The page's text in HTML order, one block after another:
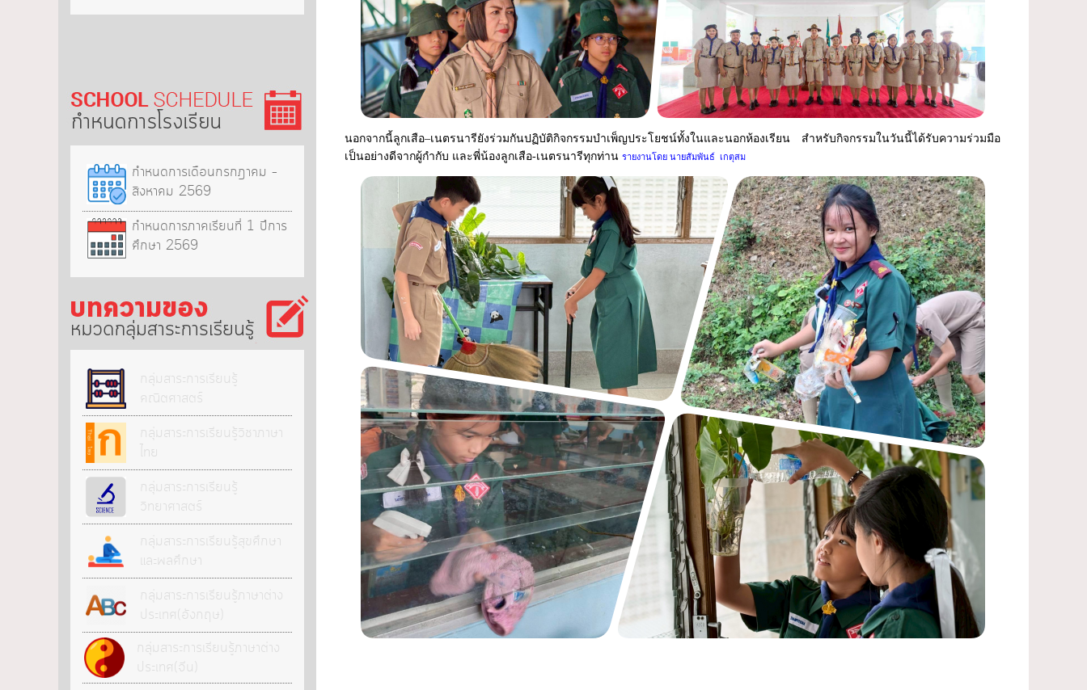
กำหนดการโรงเรียน
กำหนดการเดือนกรกฎาคม –
สิงหาคม 2569
กำหนดการภาคเรียนที่ 1 ปีการ
ศึกษา 2569
กลุ่มสาระการเรียนรู้
กลุ่มสาระการเรียนรู้
คณิตศาสตร์
กลุ่มสาระการเรียนรู้วิชาภาษา
ไทย
กลุ่มสาระการเรียนรู้
วิทยาศาสตร์
กลุ่มสาระการเรียนรู้สุขศึกษา
และพลศึกษา
กลุ่มสาระการเรียนรู้ภาษาต่าง
ประเทศ(อังกฤษ)
กลุ่มสาระการเรียนรู้ภาษาต่าง
ประเทศ(จีน)
นอกจากนี้ลูกเสือ–เนตรนารียังร่วมกันปฏิบัติกิจกรรมบำเพ็ญประโยชน์ทั้งในและนอกห้องเรียน สำหรับกิจกรรมในวันนี้ได้รับความร่วมมือ
เป็นอย่างดีจากผู้กำกับ และพี่น้องลูกเสือ-เนตรนารีทุกท่าน รายงานโดย นายสัมพันธ์ เกตุสม